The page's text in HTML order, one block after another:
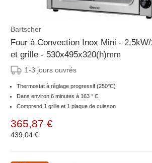
Bartscher
Four à Convection Inox Mini - 2,5kW/230V - Plaque
et grille - 530x495x320(h)mm
1-3 jours ouvrés
Thermostat à réglage progressif (250°C)
Dans environ 6 minutes à 163 ° C
Comprend 1 grille et 1 plaque de cuisson
365,87 €
439,04 €